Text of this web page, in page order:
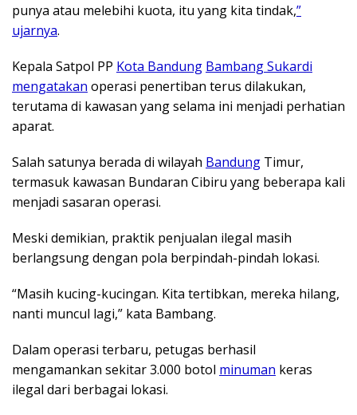
punya atau melebihi kuota, itu yang kita tindak,”
ujarnya.
Kepala Satpol PP Kota Bandung Bambang Sukardi
mengatakan operasi penertiban terus dilakukan,
terutama di kawasan yang selama ini menjadi perhatian
aparat.
Salah satunya berada di wilayah Bandung Timur,
termasuk kawasan Bundaran Cibiru yang beberapa kali
menjadi sasaran operasi.
Meski demikian, praktik penjualan ilegal masih
berlangsung dengan pola berpindah-pindah lokasi.
“Masih kucing-kucingan. Kita tertibkan, mereka hilang,
nanti muncul lagi,” kata Bambang.
Dalam operasi terbaru, petugas berhasil
mengamankan sekitar 3.000 botol minuman keras
ilegal dari berbagai lokasi.